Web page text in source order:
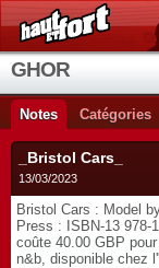
GHOR
Notes Catégories
_Bristol Cars_
13/03/2023
Bristol Cars : Model
Press : ISBN-13 978-
coûte 40.00 GBP
n&b, disponible chez